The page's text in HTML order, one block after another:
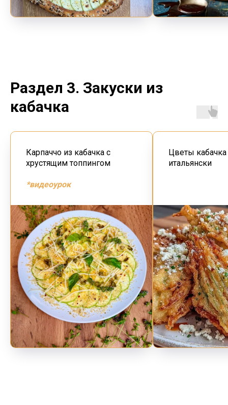
Раздел 3. Закуски из
кабачка
Карпаччо из кабачка с
хрустящим топпингом
*видеоурок
Цветы
итальянски